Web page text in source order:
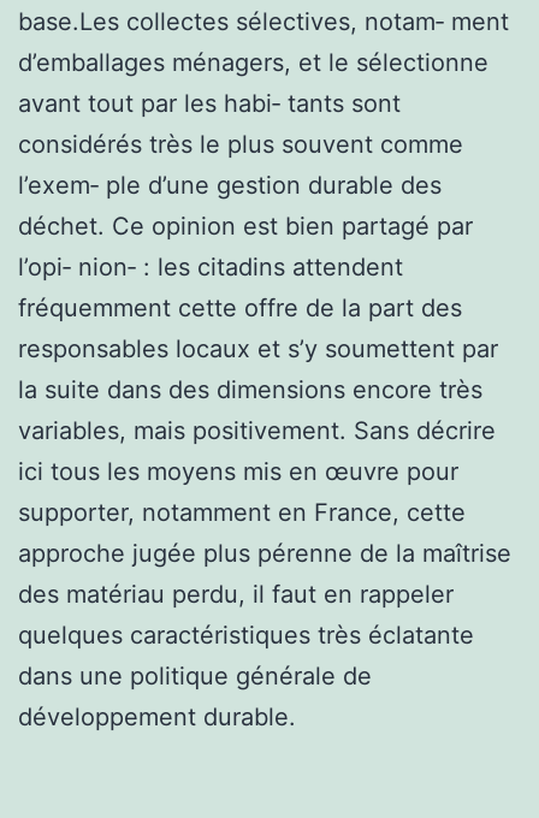
base.Les collectes sélectives, notam‑ ment
d’emballages ménagers, et le sélectionne
avant tout par les habi‑ tants sont
considérés très le plus souvent comme
l’exem‑ ple d’une gestion durable des
déchet. Ce opinion est bien partagé par
l’opi‑ nion‑ : les citadins attendent
fréquemment cette offre de la part des
responsables locaux et s’y soumettent par
la suite dans des dimensions encore très
variables, mais positivement. Sans décrire
ici tous les moyens mis en œuvre pour
supporter, notamment en France, cette
approche jugée plus pérenne de la maîtrise
des matériau perdu, il faut en rappeler
quelques caractéristiques très éclatante
dans une politique générale de
développement durable.